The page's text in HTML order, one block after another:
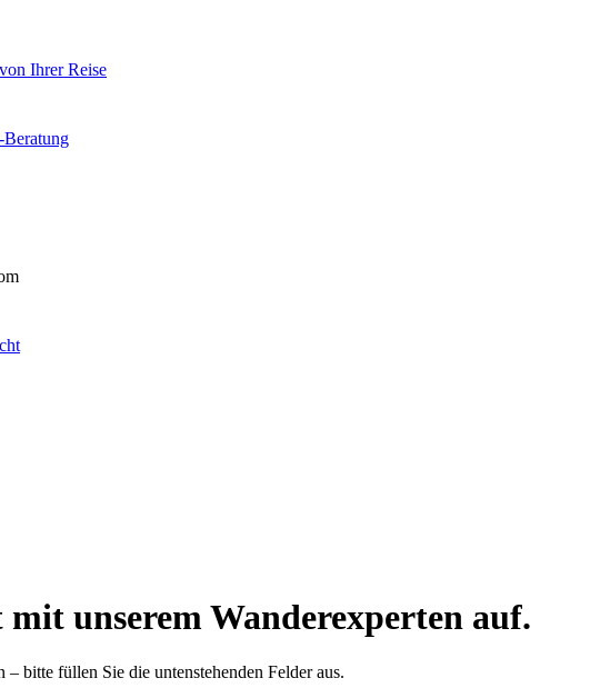
Ihrer Reise
unserem Wanderexperten auf.
bitte füllen Sie die untenstehenden Felder aus.